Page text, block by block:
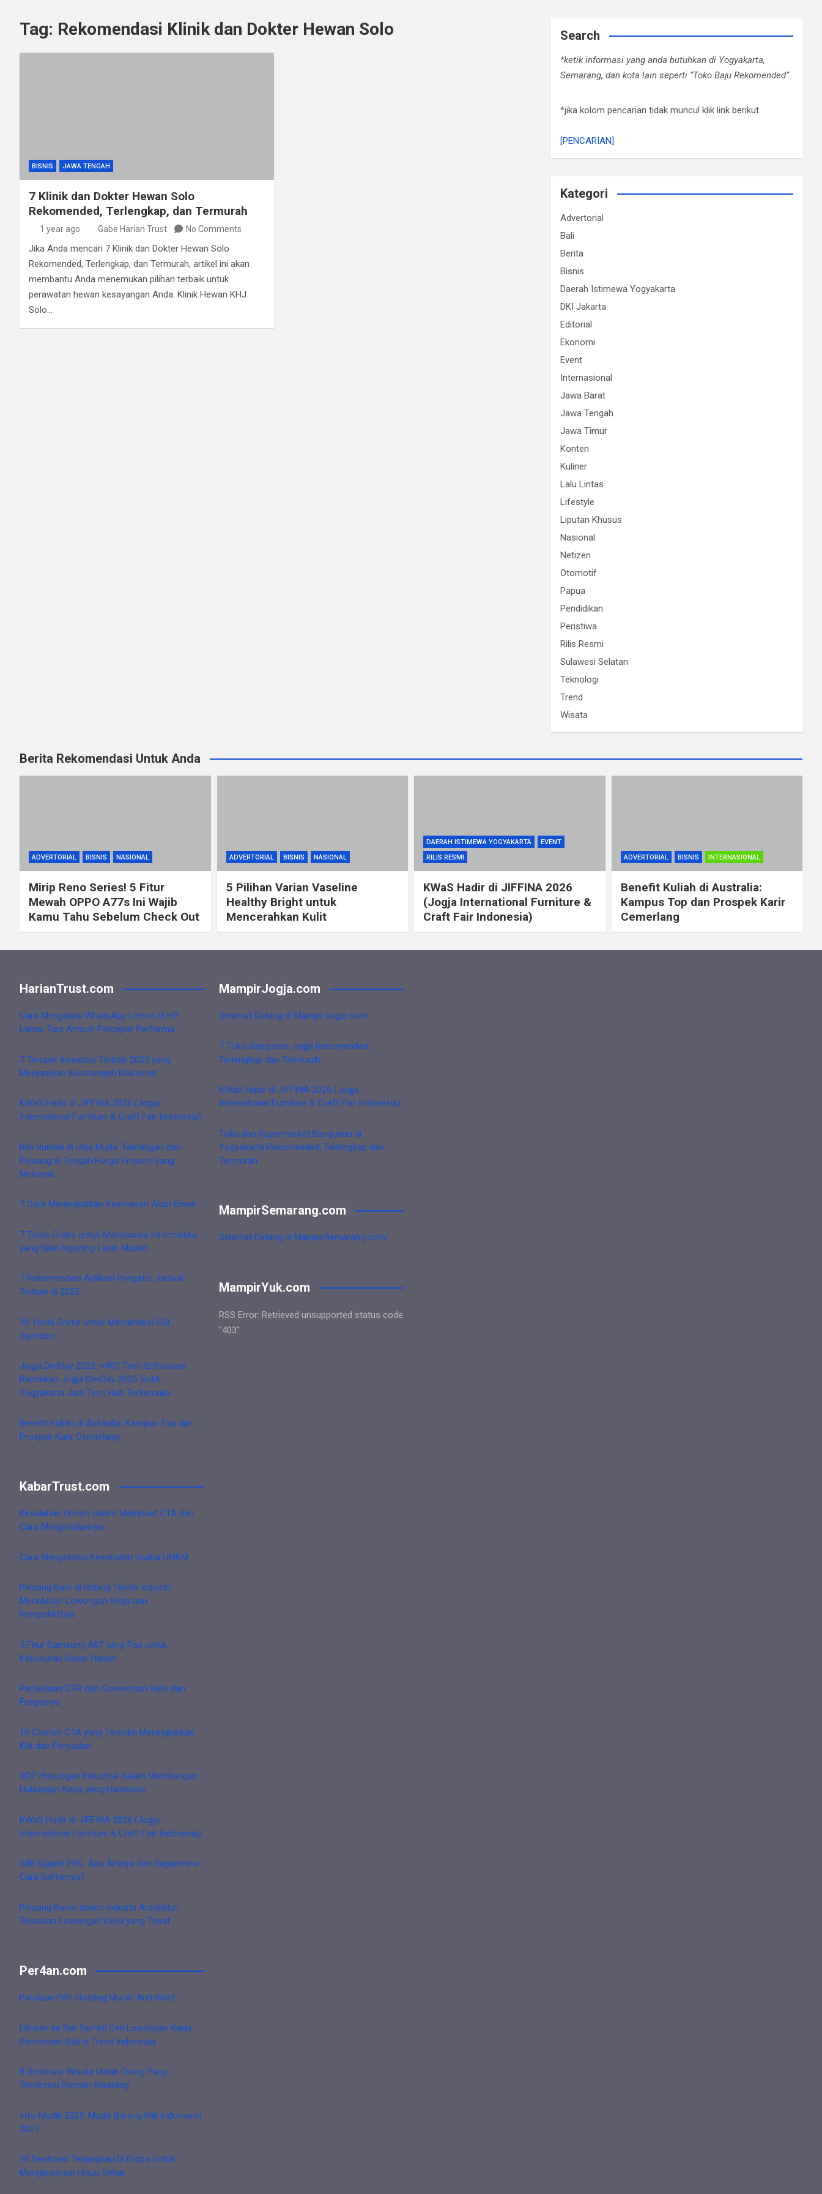
Tag: Rekomendasi Klinik dan Dokter Hewan Solo
BISNIS JAWA TENGAH
7 Klinik dan Dokter Hewan Solo
Rekomended, Terlengkap, dan Termurah
1 year ago Gabe Harian Trust No Comments
Jika Anda mencari 7 Klinik dan Dokter Hewan Solo
Rekomended, Terlengkap, dan Termurah, artikel ini akan
membantu Anda menemukan pilihan terbaik untuk
perawatan hewan kesayangan Anda. Klinik Hewan KHJ
Solo…
Search
*ketik informasi yang anda butuhkan di Yogyakarta,
Semarang, dan kota lain seperti “Toko Baju Rekomended”
*jika kolom pencarian tidak muncul klik link berikut
[PENCARIAN]
Kategori
Advertorial
Bali
Berita
Bisnis
Daerah Istimewa Yogyakarta
DKI Jakarta
Editorial
Ekonomi
Event
Internasional
Jawa Barat
Jawa Tengah
Jawa Timur
Konten
Kuliner
Lalu Lintas
Lifestyle
Liputan Khusus
Nasional
Netizen
Otomotif
Papua
Pendidikan
Peristiwa
Rilis Resmi
Sulawesi Selatan
Teknologi
Trend
Wisata
Berita Rekomendasi Untuk Anda
ADVERTORIAL BISNIS NASIONAL
Mirip Reno Series! 5 Fitur
Mewah OPPO A77s Ini Wajib
Kamu Tahu Sebelum Check Out
ADVERTORIAL BISNIS NASIONAL
5 Pilihan Varian Vaseline
Healthy Bright untuk
Mencerahkan Kulit
DAERAH ISTIMEWA YOGYAKARTA
EVENT
RILIS RESMI
KWaS Hadir di JIFFINA 2026
(Jogja International Furniture &
Craft Fair Indonesia)
ADVERTORIAL BISNIS INTERNASIONAL
Benefit Kuliah di Australia:
Kampus Top dan Prospek Karir
Cemerlang
HarianTrust.com
Cara Mengatasi WhatsApp Lemot di HP
Lama: Tips Ampuh Percepat Performa
7 Tempat Investasi Terbaik 2025 yang
Menjanjikan Keuntungan Maksimal
KWaS Hadir di JIFFINA 2026 (Jogja
International Furniture & Craft Fair Indonesia)
Beli Rumah di Usia Muda: Tantangan dan
Peluang di Tengah Harga Properti yang
Melonjak
7 Cara Meningkatkan Keamanan Akun Email
7 Tools Gratis untuk Mahasiswa Informatika
yang Bikin Ngoding Lebih Mudah
7 Rekomendasi Aplikasi Pengatur Jadwal
Terbaik di 2025
10 Tools Gratis untuk Mendeteksi SQL
Injection
Jogja DevDay 2025: +400 Tech Enthusiast
Ramaikan Jogja DevDay 2025: Bukti
Yogyakarta Jadi Tech Hub Terkemuka
Benefit Kuliah di Australia: Kampus Top dan
Prospek Karir Cemerlang
KabarTrust.com
Kesalahan Umum dalam Membuat CTA dan
Cara Menghindarinya
Cara Mengetahui Kesehatan Usaha UMKM
Peluang Karir di Bidang Teknik Industri:
Menelusuri Lowongan Kerja dan
Perspektifnya
5 Fitur Samsung A07 yang Pas untuk
Kebutuhan Dasar Harian
Perbedaan CTR dan Conversion Rate dan
Fungsinya
10 Contoh CTA yang Terbukti Meningkatkan
Klik dan Penjualan
SOP Hubungan Industrial dalam Membangun
Hubungan Kerja yang Harmonis
KWaS Hadir di JIFFINA 2026 (Jogja
International Furniture & Craft Fair Indonesia)
IMB Diganti PBG: Apa Artinya dan Bagaimana
Cara Daftarnya?
Peluang Karier dalam Industri Arsitektur:
Temukan Lowongan Kerja yang Tepat
Per4an.com
Panduan Pilih Hosting Murah Anti Ribet
Liburan ke Bali Sambil Cek Lowongan Kerja
Perhotelan Bali di Trend Indonesia
8 Destinasi Wisata Untuk Orang Yang
Terobsesi Dengan Binatang
Info Mudik 2025: Mudik Bareng Klik Indomaret
2025
10 Destinasi Terjangkau Di Eropa Untuk
Menginspirasi Hidup Sehat
MampirJogja.com
Selamat Datang di MampirJogja.com!
7 Toko Bangunan Jogja Rekomended,
Terlengkap dan Termurah
KWaS Hadir di JIFFINA 2026 (Jogja
International Furniture & Craft Fair Indonesia)
Toko dan Supermarket Bangunan di
Yogyakarta Rekomended, Terlengkap dan
Termurah
MampirSemarang.com
Selamat Datang di MampirSemarang.com!
MampirYuk.com
RSS Error: Retrieved unsupported status code
"403"